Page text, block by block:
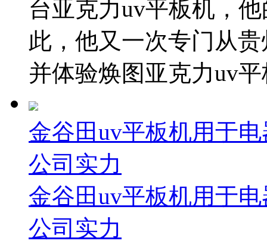
台亚克力uv平板机，
此，他又一次专门从
并体验焕图亚克力uv
金谷田uv平板机用于
公司实力
金谷田uv平板机用于
公司实力